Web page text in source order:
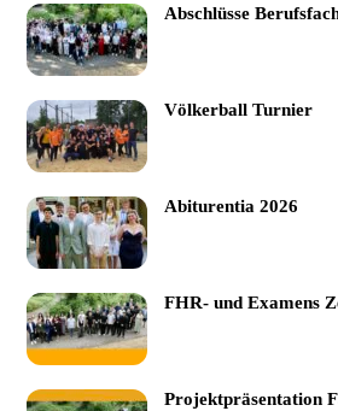
Abschlüsse
Völkerball Turnier
Abiturentia 2026
FHR- und Examens
Projektpräsentation